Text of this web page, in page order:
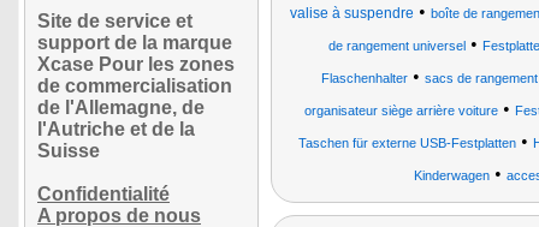
Site de service et
support de la marque
Xcase Pour les zones
de commercialisation
de l'Allemagne, de
l'Autriche et de la
Suisse
Confidentialité
A propos de nous
valise à suspendre • boîte de
de rangement universel•
Flaschenhalter • sacs de rangement
organisateur siège arrière voiture •
Taschen für externe USB-Festplatten•
Kinderwagen•